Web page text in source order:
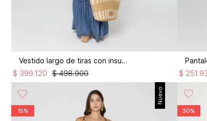
Vestido largo de tiras con insumo
$ 498.900
$ 399 .120 $ 251
Nuevo
15% 30%